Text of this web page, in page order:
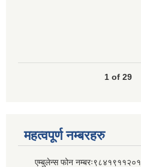
1 of 29
महत्वपूर्ण नम्बरहरु
एम्बुलेन्स फोन नम्बरः९८४१९११२०१